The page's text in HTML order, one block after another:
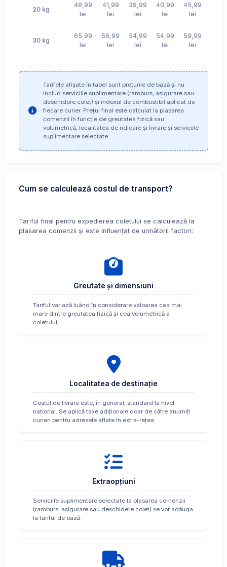
20 kg
48,99
lei
41,99
lei
39,99
lei
40,99
lei
45,99
lei
30 kg
65,99
lei
56,99
lei
54,99
lei
54,99
lei
59,99
lei
Tarifele afișate în tabel sunt prețurile de bază și nu
includ serviciile suplimentare (ramburs, asigurare sau
deschidere colet) și indexul de combustibil aplicat de
fiecare curier. Prețul final este calculat la plasarea
comenzii în funcție de greutatea fizică sau
volumetrică, localitatea de ridicare și livrare și serviciile
suplimentare selectate.
Cum se calculează costul de transport?
Tariful final pentru expedierea coletului se calculează la
plasarea comenzii și este influențat de următorii factori:
Greutate și dimensiuni
Tariful variază luând în considerare valoarea cea mai
mare dintre greutatea fizică și cea volumetrică a
coletului.
Localitatea de destinație
Costul de livrare este, în general, standard la nivel
național. Se aplică taxe adiționale doar de către anumiți
curieri pentru adresele aflate în extra-rețea.
Extraopțiuni
Serviciile suplimentare selectate la plasarea comenzii
(ramburs, asigurare sau deschidere colet) se vor adăuga
la tariful de bază.